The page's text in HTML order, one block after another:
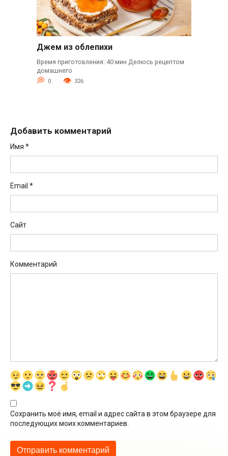
Джем из облепихи
Время приготовления: 40 мин Делюсь рецептом
домашнего
0 326
Добавить комментарий
Имя *
Email *
Сайт
Комментарий
Сохранить моё имя, email и адрес сайта в этом браузере для
последующих моих комментариев.